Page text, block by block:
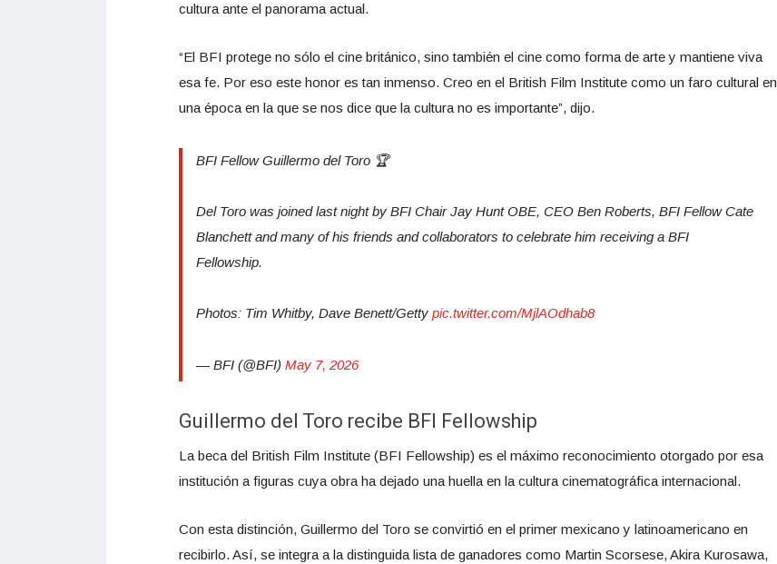
cultura ante el panorama actual.
“El BFI protege no sólo el cine británico, sino también el cine como forma de arte y mantiene viva
esa fe. Por eso este honor es tan inmenso. Creo en el British Film Institute como un faro cultural en
una época en la que se nos dice que la cultura no es importante”, dijo.
BFI Fellow Guillermo del Toro 🏆
Del Toro was joined last night by BFI Chair Jay Hunt OBE, CEO Ben Roberts, BFI Fellow Cate
Blanchett and many of his friends and collaborators to celebrate him receiving a BFI
Fellowship.
Photos: Tim Whitby, Dave Benett/Getty pic.twitter.com/MjlAOdhab8
— BFI (@BFI) May 7, 2026
Guillermo del Toro recibe BFI Fellowship
La beca del British Film Institute (BFI Fellowship) es el máximo reconocimiento otorgado por esa
institución a figuras cuya obra ha dejado una huella en la cultura cinematográfica internacional.
Con esta distinción, Guillermo del Toro se convirtió en el primer mexicano y latinoamericano en
recibirlo. Así, se integra a la distinguida lista de ganadores como Martin Scorsese, Akira Kurosawa,